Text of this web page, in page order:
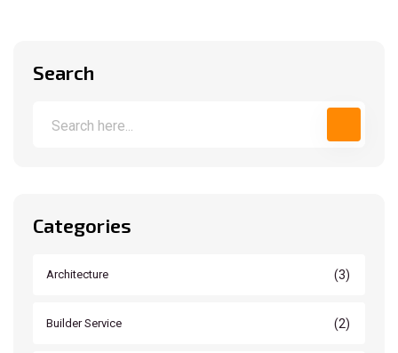
Search
Categories
Architecture (3)
Builder Service (2)